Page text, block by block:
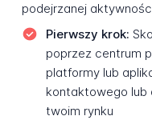
podejrzanej
Pierwszy krok:
poprzez centrum
platformy lub
kontaktowego lub
twoim rynku